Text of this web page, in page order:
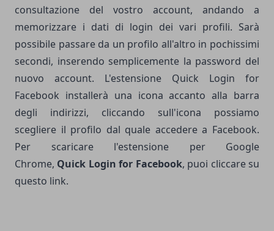
consultazione del vostro account, andando a
memorizzare i dati di login dei vari profili. Sarà
possibile passare da un profilo all'altro in pochissimi
secondi, inserendo semplicemente la password del
nuovo account. L'estensione Quick Login for
Facebook installerà una icona accanto alla barra
degli indirizzi, cliccando sull'icona possiamo
scegliere il profilo dal quale accedere a Facebook.
Per scaricare l'estensione per Google
Chrome, Quick Login for Facebook, puoi cliccare su
questo link.